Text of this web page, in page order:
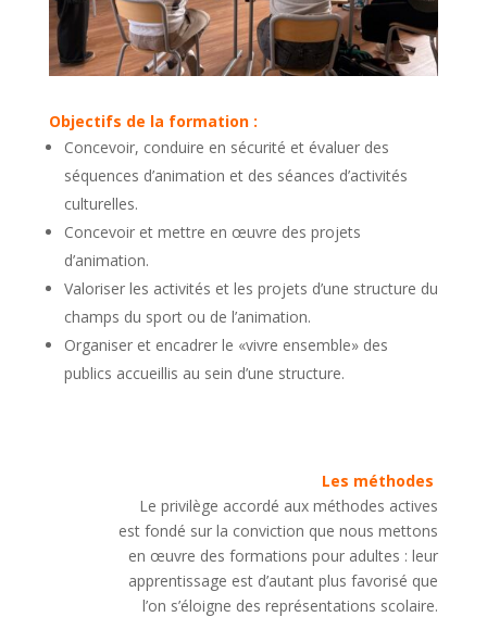
Objectifs de la formation :
Concevoir, conduire en sécurité et évaluer des
séquences d’animation et des séances d’activités
culturelles.
Concevoir et mettre en œuvre des projets
d’animation.
Valoriser les activités et les projets d’une structure du
champs du sport ou de l’animation.
Organiser et encadrer le «vivre ensemble» des
publics accueillis au sein d’une structure.
Les méthodes
Le privilège accordé aux méthodes actives
est fondé sur la conviction que nous mettons
en œuvre des formations pour adultes : leur
apprentissage est d’autant plus favorisé que
l’on s’éloigne des représentations scolaire.